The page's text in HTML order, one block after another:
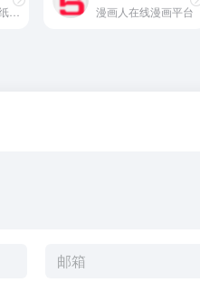
专业的4K高清壁纸综合网站 漫画人在线漫画平台